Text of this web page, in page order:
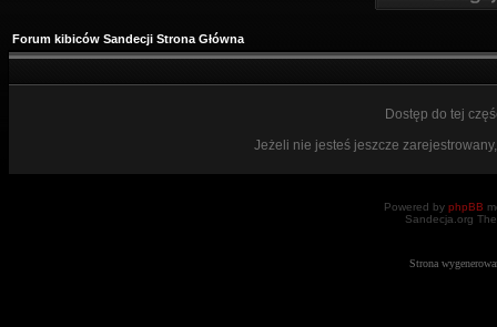
Forum kibiców Sandecji Strona Główna
Dostęp do tej
Jeżeli nie jesteś jeszcze
Powered by phpBB
Sandecja.org
Strona